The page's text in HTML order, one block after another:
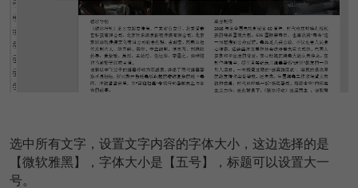
选中所有文字，设置文字内容的字体大小，这边选择的是
【微软雅黑】，字体大小是【五号】，标题可以设置大一
号。